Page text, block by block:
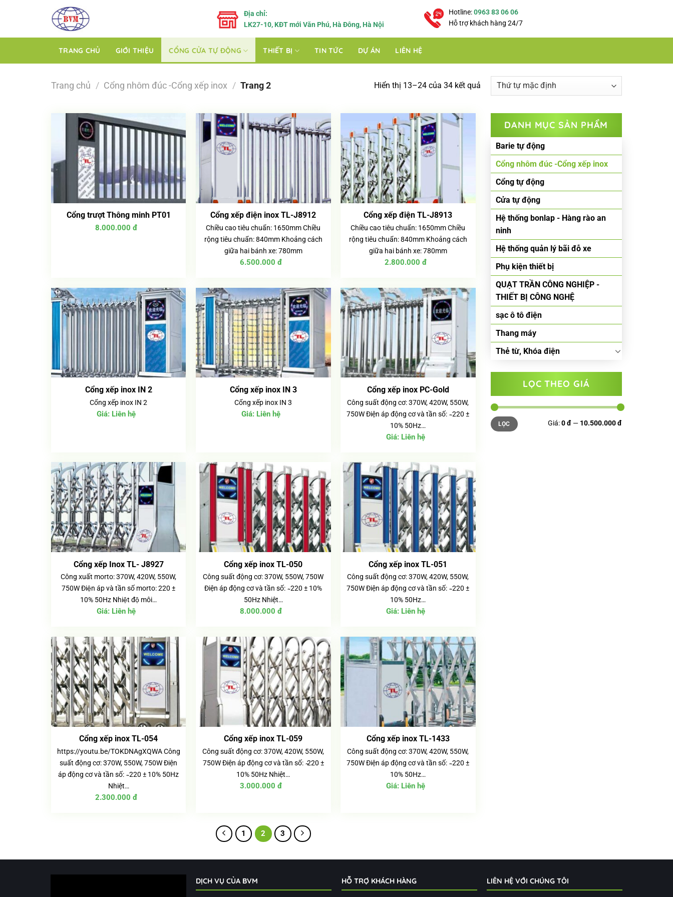
Địa chỉ:
LK27-10, KĐT mới Văn Phú, Hà Đông, Hà Nội
Hotline:0963 83 06 06
Hỗ trợ khách hàng 24/7
TRANG CHỦ GIỚI THIỆU CỔNG CỬA TỰ ĐỘNG THIẾT BỊ TIN TỨC DỰ ÁN LIÊN HỆ
Trang chủ / Cổng nhôm đúc -Cổng xếp inox / Trang 2 Hiển thị 13–24 của 34 kết quả
Cổng trượt Thông minh PT01
8.000.000 đ
Cổng xếp điện inox TL-J8912
Chiều cao tiêu chuẩn: 1650mm Chiều
rộng tiêu chuẩn: 840mm Khoảng cách
giữa hai bánh xe: 780mm
6.500.000 đ
Cổng xếp điện TL-J8913
Chiều cao tiêu chuẩn: 1650mm Chiều
rộng tiêu chuẩn: 840mm Khoảng cách
giữa hai bánh xe: 780mm
2.800.000 đ
Cổng xếp inox IN 2
Cổng xếp inox IN 2
Giá: Liên hệ
Cổng xếp inox IN 3
Cổng xếp inox IN 3
Giá: Liên hệ
Cổng xếp inox PC-Gold
Công suất động cơ: 370W, 420W, 550W,
750W Điện áp động cơ và tần số: ̴ 220 ±
10% 50Hz…
Giá: Liên hệ
Cổng xếp Inox TL- J8927
Công xuất morto: 370W, 420W, 550W,
750W Điện áp và tần số morto: 220 ±
10% 50Hz Nhiệt độ môi…
Giá: Liên hệ
Cổng xếp inox TL-050
Công suất động cơ: 370W, 550W, 750W
Điện áp động cơ và tần số: ̴ 220 ± 10%
50Hz Nhiệt…
8.000.000 đ
Cổng xếp inox TL-051
Công suất động cơ: 370W, 420W, 550W,
750W Điện áp động cơ và tần số: ̴ 220 ±
10% 50Hz…
Giá: Liên hệ
Cổng xếp inox TL-054
https://youtu.be/TOKDNAgXQWA Công
suất động cơ: 370W, 550W, 750W Điện
áp động cơ và tần số: ̴ 220 ± 10% 50Hz
Nhiệt…
2.300.000 đ
Cổng xếp inox TL-059
Công suất động cơ: 370W, 420W, 550W,
750W Điện áp động cơ và tần số: ̴220 ±
10% 50Hz Nhiệt…
3.000.000 đ
Cổng xếp inox TL-1433
Công suất động cơ: 370W, 420W, 550W,
750W Điện áp động cơ và tần số: ̴ 220 ±
10% 50Hz…
Giá: Liên hệ
1 2 3
DANH MỤC SẢN PHẨM
Barie tự động
Cổng nhôm đúc -Cổng xếp inox
Cổng tự động
Cửa tự động
Hệ thống bonlap - Hàng rào an
ninh
Hệ thống quản lý bãi đỗ xe
Phụ kiện thiết bị
QUẠT TRẦN CÔNG NGHIỆP -
THIẾT BỊ CÔNG NGHỆ
sạc ô tô điện
Thang máy
Thẻ từ, Khóa điện
LỌC THEO GIÁ
Giá
thấp
nhất
Giá
cao
nhất
LỌC Giá:0 đ — 10.500.000 đ
DỊCH VỤ CỦA BVM HỖ TRỢ KHÁCH HÀNG LIÊN HỆ VỚI CHÚNG TÔI